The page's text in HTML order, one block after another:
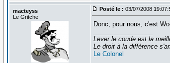
macteyss
Le Gritche
Posté le : 03/07/2008
Donc, pour nous, c'est
Lever le coude est la
Le droit à la différence
Le Colonel